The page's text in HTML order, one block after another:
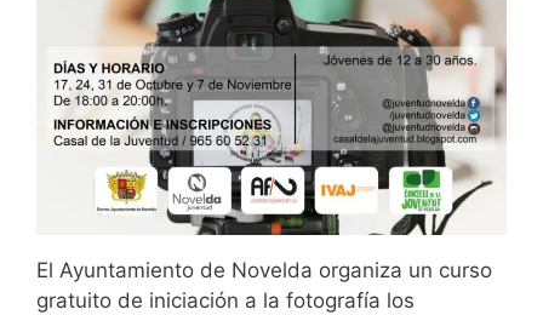
El Ayuntamiento de Novelda organiza un curso
gratuito de iniciación a la fotografía los